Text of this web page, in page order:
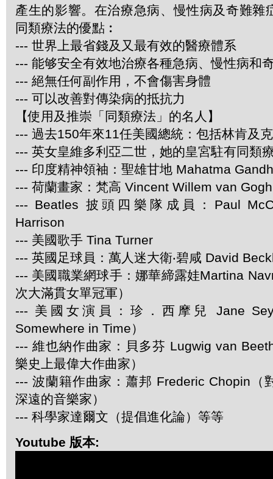
產生的影響。在治療急病、慢性病及奇難雜
同類療法的優點︰
--- 世界上最省錢及又最有效的醫療體系
--- 能够安全有效地治療各種急病、慢性病和
--- 絕無任何副作用，不會傷害身體
--- 可以改善對傳染病的抵抗力
【使用及推崇「同類療法」的名人】
--- 過去150年來11任美國總統：包括林肯及
--- 英女皇維多利亞二世，她的皇宮駐有同類
--- 印度精神領袖：聖雄甘地 Mahatma
--- 荷蘭畫家：梵高 Vincent Willem van Gogh
--- Beatles 披頭四樂隊成員：Paul
Harrison
--- 美國歌手 Tina Turner
--- 英國足球員：萬人迷大衛‧碧咸 David
--- 美國職業網球手：娜華締露娃Martina
次大滿貫女單冠軍）
--- 美國女演員：珍．西摩兒 Jane
Somewhere in Time）
--- 維也納作曲家：貝多芬 Lugwig van
樂史上最偉大作曲家）
--- 波蘭籍作曲家：蕭邦 Frederic Chopin（
深遠的音樂家）
--- 科學家達爾文（提倡進化論）等等
Youtube 版本: